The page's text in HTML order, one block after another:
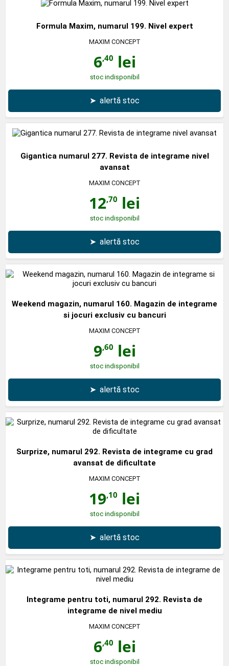
Formula Maxim, numarul 199. Nivel expert
MAXIM CONCEPT
6,40 lei
stoc indisponibil
➤ alertă stoc
Gigantica numarul 277. Revista de integrame nivel
avansat
MAXIM CONCEPT
12,70 lei
stoc indisponibil
➤ alertă stoc
Weekend magazin, numarul 160. Magazin de integrame
si jocuri exclusiv cu bancuri
MAXIM CONCEPT
9,60 lei
stoc indisponibil
➤ alertă stoc
Surprize, numarul 292. Revista de integrame cu grad
avansat de dificultate
MAXIM CONCEPT
19,10 lei
stoc indisponibil
➤ alertă stoc
Integrame pentru toti, numarul 292. Revista de
integrame de nivel mediu
MAXIM CONCEPT
6,40 lei
stoc indisponibil